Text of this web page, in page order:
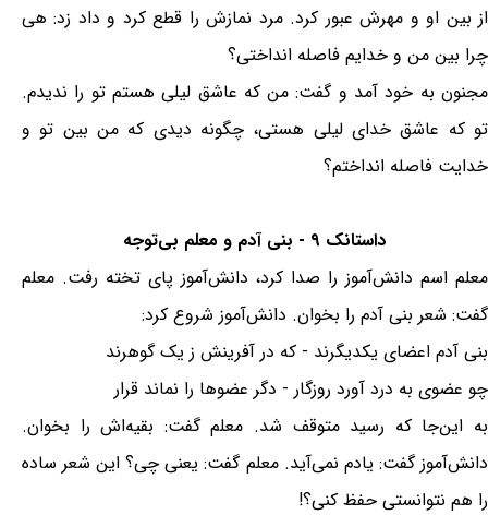
از بین او و مهرش عبور کرد. مرد نمازش را قطع کرد و داد زد: هی
چرا بین من و خدایم فاصله انداختی؟
مجنون به خود آمد و گفت: من که عاشق لیلی هستم تو را ندیدم.
تو که عاشق خدای لیلی هستی، چگونه دیدی که من بین تو و
خدایت فاصله انداختم؟
داستانک ۹ - بنی آدم و معلم بی‌توجه
معلم اسم دانش‌آموز را صدا کرد، دانش‌آموز پای تخته رفت. معلم
گفت: شعر بنی آدم را بخوان. دانش‌آموز شروع کرد:
بنی آدم اعضای یکدیگرند - که در آفرینش ز یک گوهرند
چو عضوی به درد آورد روزگار - دگر عضوها را نماند قرار
به این‌جا که رسید متوقف شد. معلم گفت: بقیه‌اش را بخوان.
دانش‌آموز گفت: یادم نمی‌آید. معلم گفت: یعنی چی؟ این شعر ساده
را هم نتوانستی حفظ کنی؟!